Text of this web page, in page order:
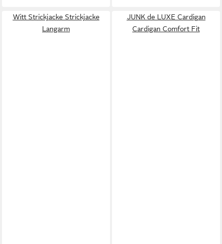
Witt Strickjacke Strickjacke
Langarm
JUNK de LUXE Cardigan
Cardigan Comfort Fit